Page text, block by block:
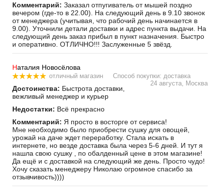
Комментарий: Заказал отпугиватель от мышей поздно
вечером (где-то в 22.00). На следующий день в 9.10 звонок
от менеджера (учитывая, что рабочий день начинается в
9.00). Уточнили детали доставки и адрес пункта выдачи. На
следующий день заказ прибыл в пункт назначения. Быстро
и оперативно. ОТЛИЧНО!!! Заслуженные 5 звёзд.
Наталия Новосёлова
отличный магазин
Способ покупки: доставка
24 августа, Москва
Достоинства: Быстрота доставки,
вежливый менеджер и курьер
Недостатки: Всё прекрасно
Комментарий: Я просто в восторге от сервиса!
Мне необходимо было приобрести сушку для овощей,
урожай на даче ждет переработку. Стала искать в
интернете, но везде доставка была через 5-6 дней. И тут я
нашла свою сушку , по обалденный цене в этом магазине!
Да ещё и с доставкой на следующий же день. Просто чудо!
Хочу сказать менеджеру Николаю огромное спасибо за
отзывчивость))))